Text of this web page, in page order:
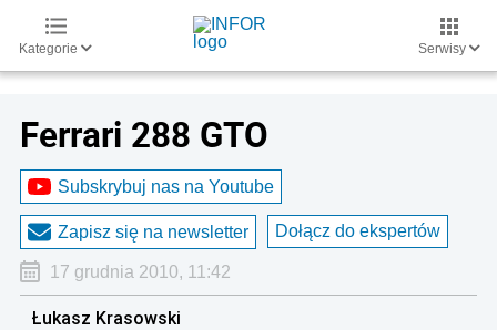
Kategorie Serwisy
Ferrari 288 GTO
Subskrybuj nas na Youtube
Zapisz się na newsletter Dołącz do ekspertów
17 grudnia 2010, 11:42
Łukasz Krasowski